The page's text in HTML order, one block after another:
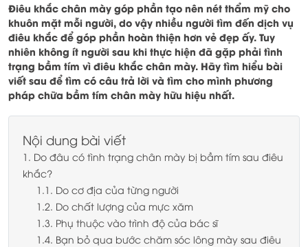
Điêu khắc chân mày góp phần tạo nên nét thẩm mỹ cho
khuôn mặt mỗi người, do vậy nhiều người tìm đến dịch vụ
điêu khắc để góp phần hoàn thiện hơn vẻ đẹp ấy. Tuy
nhiên không ít người sau khi thực hiện đã gặp phải tình
trạng bầm tím vì điêu khắc chân mày. Hãy tìm hiểu bài
viết sau để tìm có câu trả lời và tìm cho mình phương
pháp chữa bầm tím chân mày hữu hiệu nhất.
Nội dung bài viết
1. Do đâu có tình trạng chân mày bị bầm tím sau điêu
khắc?
1.1. Do cơ địa của từng người
1.2. Do chất lượng của mực xăm
1.3. Phụ thuộc vào trình độ của bác sĩ
1.4. Bạn bỏ qua bước chăm sóc lông mày sau điêu